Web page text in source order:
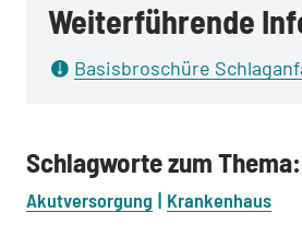
Weiterführende
Basisbroschüre
Schlagworte zum Thema:
Akutversorgung Krankenhaus